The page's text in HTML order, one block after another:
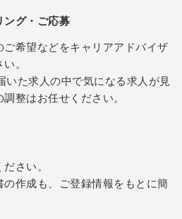
ング・ご応募
希望などをキャリアアドバイザ
。
いた求人の中で気になる求人が見
整はお任せください。
さい。
の作成も、ご登録情報をもとに簡